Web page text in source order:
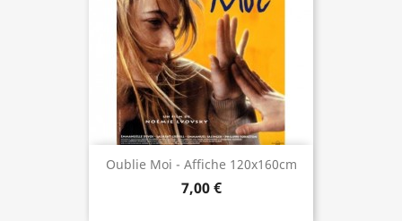
Oublie Moi - Affiche 120x160cm
7,00 €